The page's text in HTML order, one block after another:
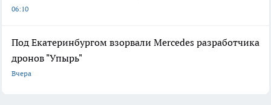
06:10
Под Екатеринбургом взорвали Mercedes разработчика
дронов "Упырь"
Вчера